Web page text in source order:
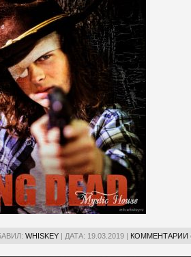
WHISKEY | ДАТА: 19.03.2019 | КОММЕНТАРИИ